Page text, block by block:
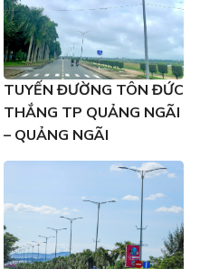
TUYẾN ĐƯỜNG TÔN ĐỨC
THẮNG TP QUẢNG NGÃI
– QUẢNG NGÃI